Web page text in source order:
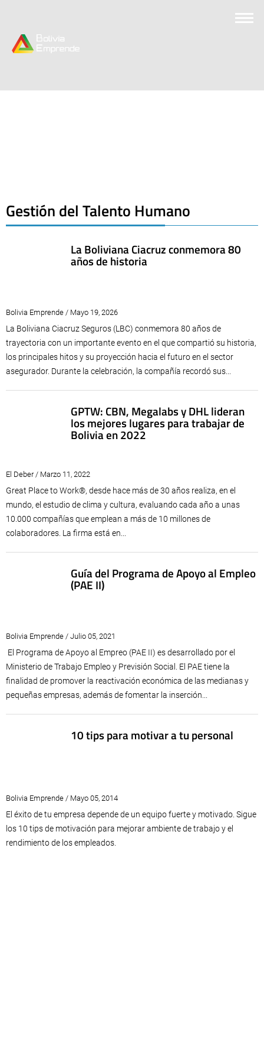
Gestión del Talento Humano
La Boliviana Ciacruz conmemora 80
años de historia
Bolivia Emprende / Mayo 19, 2026
La Boliviana Ciacruz Seguros (LBC) conmemora 80 años de
trayectoria con un importante evento en el que compartió su historia,
los principales hitos y su proyección hacia el futuro en el sector
asegurador. Durante la celebración, la compañía recordó sus...
GPTW: CBN, Megalabs y DHL lideran
los mejores lugares para trabajar de
Bolivia en 2022
El Deber / Marzo 11, 2022
Great Place to Work®️, desde hace más de 30 años realiza, en el
mundo, el estudio de clima y cultura, evaluando cada año a unas
10.000 compañías que emplean a más de 10 millones de
colaboradores. La firma está en...
Guía del Programa de Apoyo al Empleo
(PAE II)
Bolivia Emprende / Julio 05, 2021
El Programa de Apoyo al Empreo (PAE II) es desarrollado por el
Ministerio de Trabajo Empleo y Previsión Social. El PAE tiene la
finalidad de promover la reactivación económica de las medianas y
pequeñas empresas, además de fomentar la inserción...
10 tips para motivar a tu personal
Bolivia Emprende / Mayo 05, 2014
El éxito de tu empresa depende de un equipo fuerte y motivado. Sigue
los 10 tips de motivación para mejorar ambiente de trabajo y el
rendimiento de los empleados.